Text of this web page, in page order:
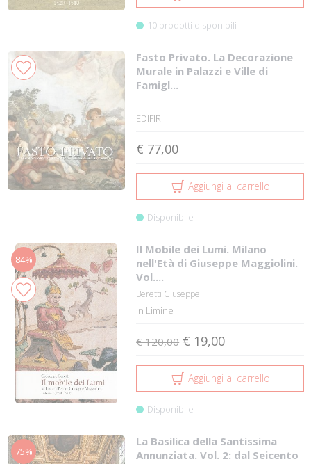
10 prodotti disponibili
Fasto Privato. La Decorazione
Murale in Palazzi e Ville di
Famigl...
EDIFIR
€ 77,00
Aggiungi al carrello
Disponibile
84%
Il Mobile dei Lumi. Milano
nell'Età di Giuseppe Maggiolini.
Vol....
Beretti Giuseppe
In Limine
€ 120,00 € 19,00
Aggiungi al carrello
Disponibile
75%
La Basilica della Santissima
Annunziata. Vol. 2: dal Seicento